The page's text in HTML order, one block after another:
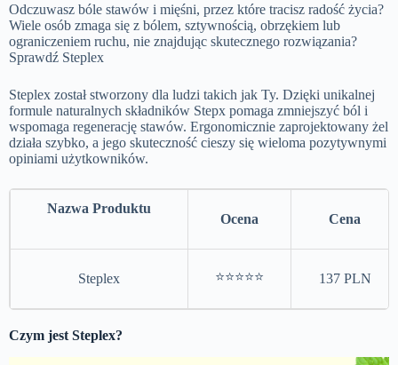
Odczuwasz bóle stawów i mięśni, przez które tracisz radość życia?
Wiele osób zmaga się z bólem, sztywnością, obrzękiem lub
ograniczeniem ruchu, nie znajdując skutecznego rozwiązania?
Sprawdź Steplex
Steplex został stworzony dla ludzi takich jak Ty. Dzięki unikalnej
formule naturalnych składników Stepx pomaga zmniejszyć ból i
wspomaga regenerację stawów. Ergonomicznie zaprojektowany żel
działa szybko, a jego skuteczność cieszy się wieloma pozytywnymi
opiniami użytkowników.
Nazwa Produktu
Ocena Cena
Steplex ⭐⭐⭐⭐⭐ 137 PLN
Czym jest Steplex?